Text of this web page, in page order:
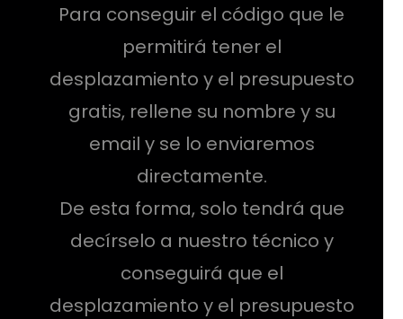
Para conseguir el código que le
permitirá tener el
desplazamiento y el presupuesto
gratis, rellene su nombre y su
email y se lo enviaremos
directamente.
De esta forma, solo tendrá que
decírselo a nuestro técnico y
conseguirá que el
desplazamiento y el presupuesto